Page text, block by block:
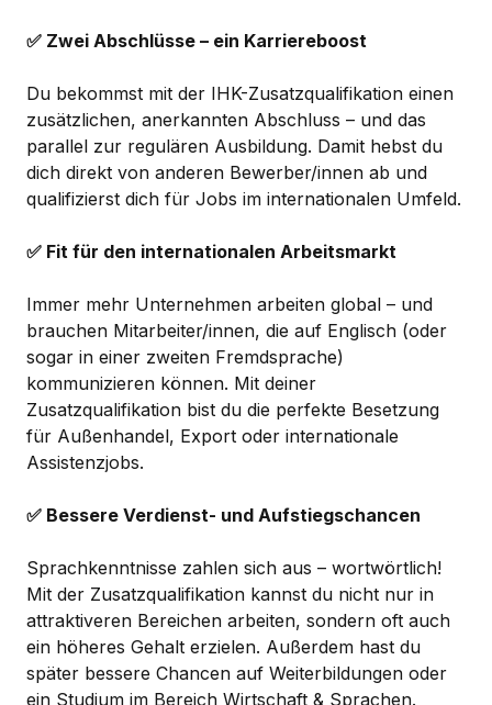
✅ Zwei Abschlüsse – ein Karriereboost
Du bekommst mit der IHK-Zusatzqualifikation einen
zusätzlichen, anerkannten Abschluss – und das
parallel zur regulären Ausbildung. Damit hebst du
dich direkt von anderen Bewerber/innen ab und
qualifizierst dich für Jobs im internationalen Umfeld.
✅ Fit für den internationalen Arbeitsmarkt
Immer mehr Unternehmen arbeiten global – und
brauchen Mitarbeiter/innen, die auf Englisch (oder
sogar in einer zweiten Fremdsprache)
kommunizieren können. Mit deiner
Zusatzqualifikation bist du die perfekte Besetzung
für Außenhandel, Export oder internationale
Assistenzjobs.
✅ Bessere Verdienst- und Aufstiegschancen
Sprachkenntnisse zahlen sich aus – wortwörtlich!
Mit der Zusatzqualifikation kannst du nicht nur in
attraktiveren Bereichen arbeiten, sondern oft auch
ein höheres Gehalt erzielen. Außerdem hast du
später bessere Chancen auf Weiterbildungen oder
ein Studium im Bereich Wirtschaft & Sprachen.